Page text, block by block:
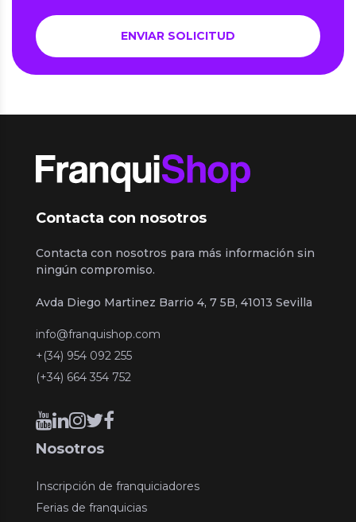
Contacta con nosotros
Contacta con nosotros para más información sin
ningún compromiso.
Avda Diego Martinez Barrio 4, 7 5B, 41013 Sevilla
info@franquishop.com
+(34) 954 092 255
(+34) 664 354 752
Nosotros
Inscripción de franquiciadores
Ferias de franquicias